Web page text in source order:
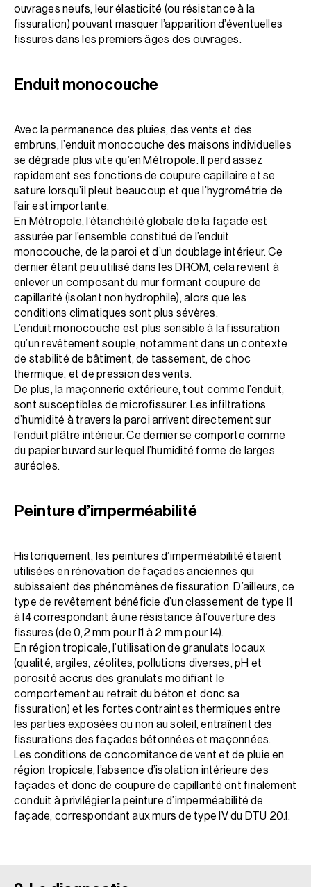
ouvrages neufs, leur élasticité (ou résistance à la
fissuration) pouvant masquer l’apparition d’éventuelles
fissures dans les premiers âges des ouvrages.
Enduit monocouche
Avec la permanence des pluies, des vents et des
embruns, l’enduit monocouche des maisons individuelles
se dégrade plus vite qu’en Métropole. Il perd assez
rapidement ses fonctions de coupure capillaire et se
sature lorsqu’il pleut beaucoup et que l’hygrométrie de
l’air est importante.
En Métropole, l’étanchéité globale de la façade est
assurée par l’ensemble constitué de l’enduit
monocouche, de la paroi et d’un doublage intérieur. Ce
dernier étant peu utilisé dans les DROM, cela revient à
enlever un composant du mur formant coupure de
capillarité (isolant non hydrophile), alors que les
conditions climatiques sont plus sévères.
L’enduit monocouche est plus sensible à la fissuration
qu’un revêtement souple, notamment dans un contexte
de stabilité de bâtiment, de tassement, de choc
thermique, et de pression des vents.
De plus, la maçonnerie extérieure, tout comme l’enduit,
sont susceptibles de microfissurer. Les infiltrations
d’humidité à travers la paroi arrivent directement sur
l’enduit plâtre intérieur. Ce dernier se comporte comme
du papier buvard sur lequel l’humidité forme de larges
auréoles.
Peinture d’imperméabilité
Historiquement, les peintures d’imperméabilité étaient
utilisées en rénovation de façades anciennes qui
subissaient des phénomènes de fissuration. D’ailleurs, ce
type de revêtement bénéficie d’un classement de type I1
à I4 correspondant à une résistance à l’ouverture des
fissures (de 0,2 mm pour I1 à 2 mm pour I4).
En région tropicale, l’utilisation de granulats locaux
(qualité, argiles, zéolites, pollutions diverses, pH et
porosité accrus des granulats modifiant le
comportement au retrait du béton et donc sa
fissuration) et les fortes contraintes thermiques entre
les parties exposées ou non au soleil, entraînent des
fissurations des façades bétonnées et maçonnées.
Les conditions de concomitance de vent et de pluie en
région tropicale, l’absence d’isolation intérieure des
façades et donc de coupure de capillarité ont finalement
conduit à privilégier la peinture d’imperméabilité de
façade, correspondant aux murs de type IV du DTU 20.1.